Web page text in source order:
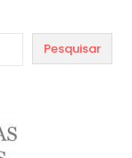
Pesquisar